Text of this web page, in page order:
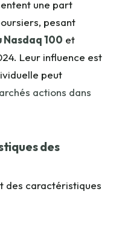
une part
pesant
Nasdaq 100 et
Leur influence est
peut
actions dans
des
des caractéristiques